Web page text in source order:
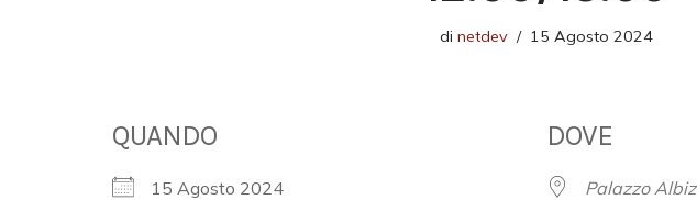
di netdev 15 Agosto 2024
QUANDO
15 Agosto 2024
DOVE
Palazzo